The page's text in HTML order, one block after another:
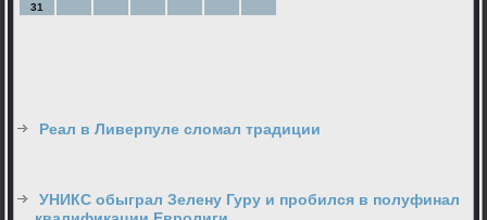
31
Реал в Ливерпуле сломал традиции
УНИКС обыграл Зелену Гуру и пробился в полуфинал